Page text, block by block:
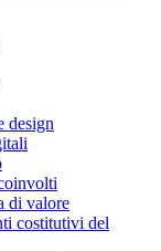
design
di valore
costitutivi del